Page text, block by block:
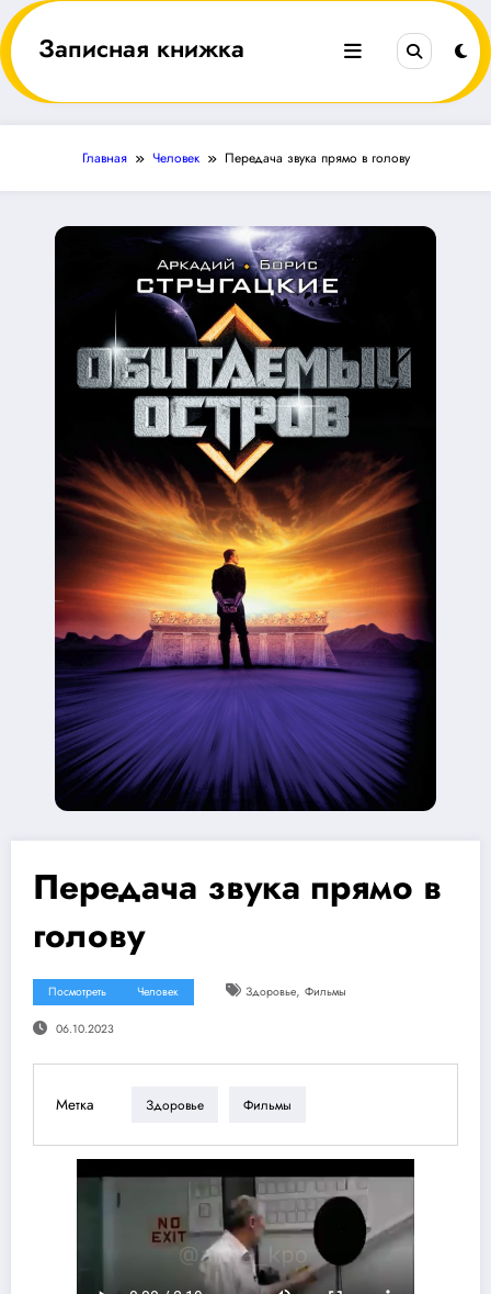
Перейти
к
содержимомуЗаписная книжка
Главная Человек Передача звука прямо в голову
Передача звука прямо в
голову
Посмотреть Человек Здоровье, Фильмы
06.10.2023
Метка Здоровье Фильмы